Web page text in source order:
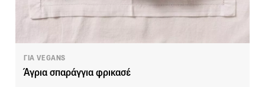
ΓΙΑ VEGANS
Άγρια σπαράγγια φρικασέ